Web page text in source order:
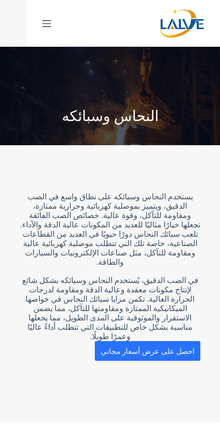
المحتوى
النحاس وسبائكه
يستخدم النحاس وسبائكه على نطاق واسع في الصب
الدقيق، ويتميز بموصلية كهربائية وحرارية ممتازة،
ومقاومة للتآكل، وقوة عالية. خصائص الصب الفائقة
تجعلها خيارًا مثاليًا للعديد من المكونات عالية الدقة والأداء.
تلعب سبائك النحاس دورًا حيويًا في العديد من القطاعات
الصناعية، خاصة تلك التي تتطلب موصلية كهربائية عالية
ومقاومة للتآكل، مثل صناعات الإلكترونيات والسيارات
والطاقة.
في الصب الدقيق، يُستخدم النحاس وسبائكه بشكل شائع
لإنتاج مكونات معقدة وعالية الدقة ومقاومة لدرجات
الحرارة العالية. تكمن مزايا سبائك النحاس في خواصها
الميكانيكية الممتازة ومقاومتها للتآكل، مما يضمن
الاستقرار والموثوقية على المدى الطويل، مما يجعلها
مناسبة بشكل خاص للتطبيقات التي تتطلب أداءً عاليًا
وعمرًا طويلًا.
احصل على عرض أسعار مجاني